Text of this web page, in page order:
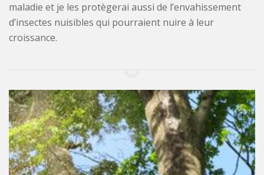
maladie et je les protègerai aussi de l’envahissement
d’insectes nuisibles qui pourraient nuire à leur
croissance.